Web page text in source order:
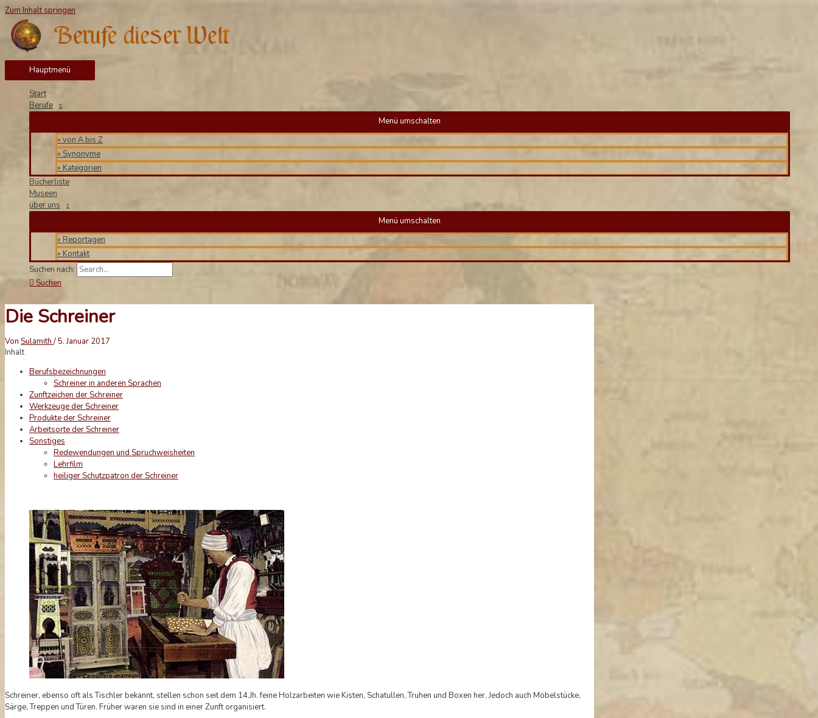
Zum Inhalt springen
Hauptmenü
Start
Berufe
Menü umschalten
» von A bis Z
» Synonyme
» Kategorien
Bücherliste
Museen
über uns
Menü umschalten
» Reportagen
» Kontakt
Suchen nach:
Suchen
Die Schreiner
Von Sulamith /5. Januar 2017
Inhalt
Berufsbezeichnungen
Schreiner in anderen Sprachen
Zunftzeichen der Schreiner
Werkzeuge der Schreiner
Produkte der Schreiner
Arbeitsorte der Schreiner
Sonstiges
Redewendungen und Spruchweisheiten
Lehrfilm
heiliger Schutzpatron der Schreiner
Schreiner, ebenso oft als Tischler bekannt, stellen schon seit dem 14.Jh. feine Holzarbeiten wie Kisten, Schatullen, Truhen und Boxen her. Jedoch auch Möbelstücke,
Särge, Treppen und Türen. Früher waren sie sind in einer Zunft organisiert.